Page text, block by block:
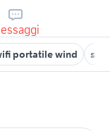
portatile wind